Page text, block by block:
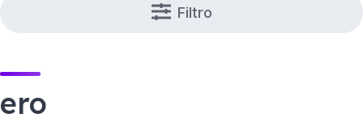
Filtro
ero